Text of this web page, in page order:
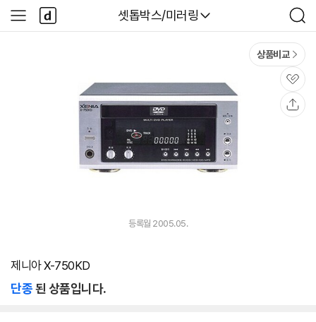
다나와
셋톱박스/미러링
검
색
사
이
다
나
와
상품비교
관
심
등록월 2005.05.
제니아 X-750KD
단종된 상품입니다.